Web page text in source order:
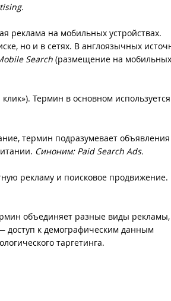
реклама на мобильных устройствах.
но и в сетях. В англоязычных
Search (размещение на мобильных
Термин в основном
термин подразумевает
Синоним: Paid Search Ads.
рекламу и поисковое продвижение.
объединяет разные виды рекламы,
к демографическим данным
таргетинга.